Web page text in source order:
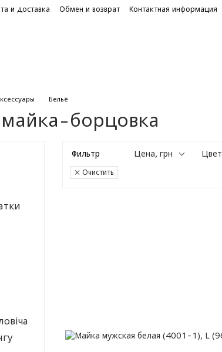
и доставка Обмен и возврат Контактная информация
Бельё
борцовка
Фильтр
Очистить
Цена, грн Цвет